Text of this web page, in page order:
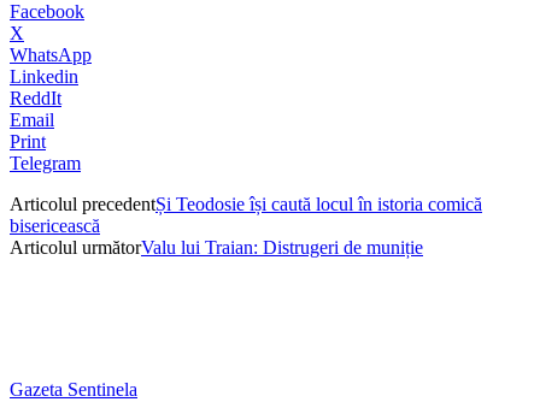
Facebook
X
WhatsApp
Linkedin
ReddIt
Email
Print
Telegram
Articolul precedentȘi Teodosie își caută locul în istoria comică
bisericească
Articolul următorValu lui Traian: Distrugeri de muniție
Gazeta Sentinela